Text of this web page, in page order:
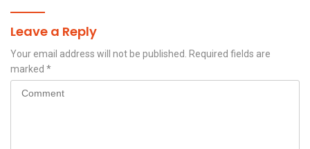
Leave a Reply
Your email address will not be published.
Required fields are
marked *